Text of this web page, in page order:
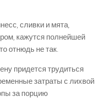
сливки и мята,
кажутся полнейшей
отнюдь не так.
придется трудиться
затраты с лихвой
за порцию